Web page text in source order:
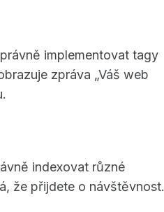
implementovat tagy
zpráva „Váš web
indexovat různé
že přijdete o návštěvnost.